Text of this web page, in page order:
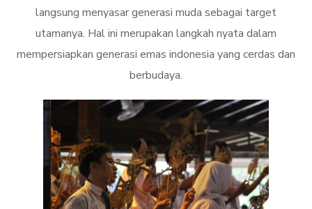
langsung menyasar generasi muda sebagai target
utamanya. Hal ini merupakan langkah nyata dalam
mempersiapkan generasi emas indonesia yang cerdas dan
berbudaya.